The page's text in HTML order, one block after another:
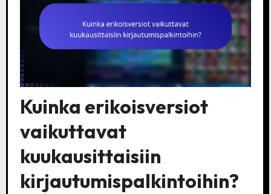
Kuinka erikoisversiot
vaikuttavat
kuukausittaisiin
kirjautumispalkintoihin?